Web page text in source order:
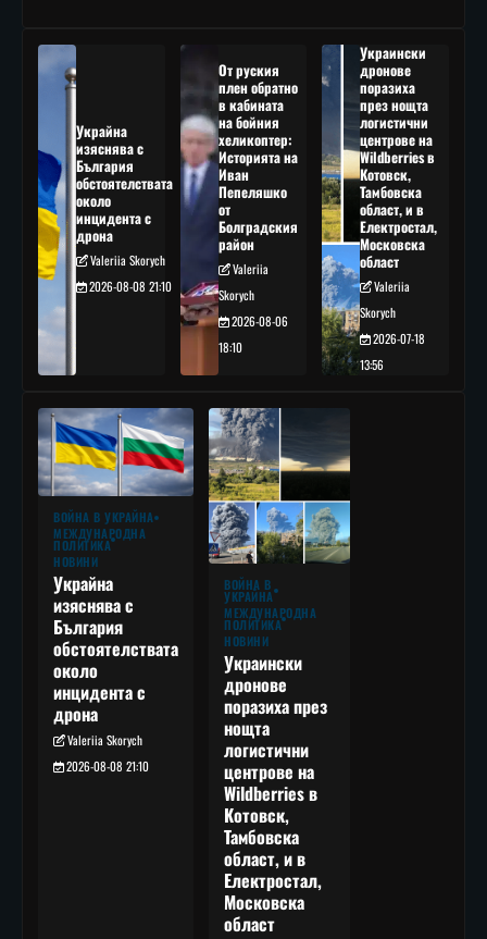
Украйна
изяснява с
България
обстоятелствата
около
инцидента с
дрона
Valeriia Skorych
2026-08-08 21:10
От руския
плен обратно
в кабината
на бойния
хеликоптер:
Историята на
Иван
Пепеляшко
от
Болградския
район
Valeriia
Skorych
2026-08-06
18:10
Украински
дронове
поразиха
през нощта
логистични
центрове на
Wildberries в
Котовск,
Тамбовска
област, и в
Електростал,
Московска
област
Valeriia
Skorych
2026-07-18
13:56
ВОЙНА В УКРАЙНА
МЕЖДУНАРОДНА
ПОЛИТИКА
НОВИНИ
Украйна
изяснява с
България
обстоятелствата
около
инцидента с
дрона
Valeriia Skorych
2026-08-08 21:10
ВОЙНА В
УКРАЙНА
МЕЖДУНАРОДНА
ПОЛИТИКА
НОВИНИ
Украински
дронове
поразиха през
нощта
логистични
центрове на
Wildberries в
Котовск,
Тамбовска
област, и в
Електростал,
Московска
област